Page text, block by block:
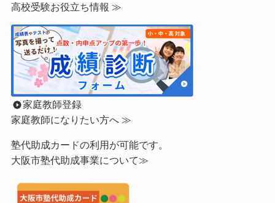
高校受験お役立ち情報 ≫
家庭教師登録
家庭教師になりたい方へ ≫
塾代助成カードの利用が可能です。
大阪市塾代助成事業について≫